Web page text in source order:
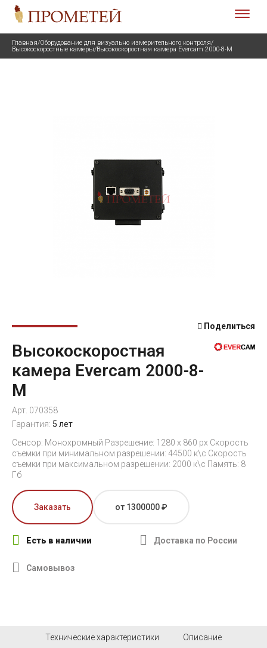
Главная/Оборудование для визуально измерительного контроля/
Высокоскоростные камеры/Высокоскоростная камера Evercam 2000-8-М
Поделиться
Высокоскоростная
камера Evercam 2000-8-
М
Арт. 070358
Гарантия: 5 лет
Сенсор: Монохромный Разрешение: 1280 x 860 px Скорость
съемки при минимальном разрешении: 44500 к\с Скорость
съемки при максимальном разрешении: 2000 к\с Память: 8
Гб
Заказать от 1300000 ₽
Есть в наличии Доставка по России
Самовывоз
Технические характеристики Описание